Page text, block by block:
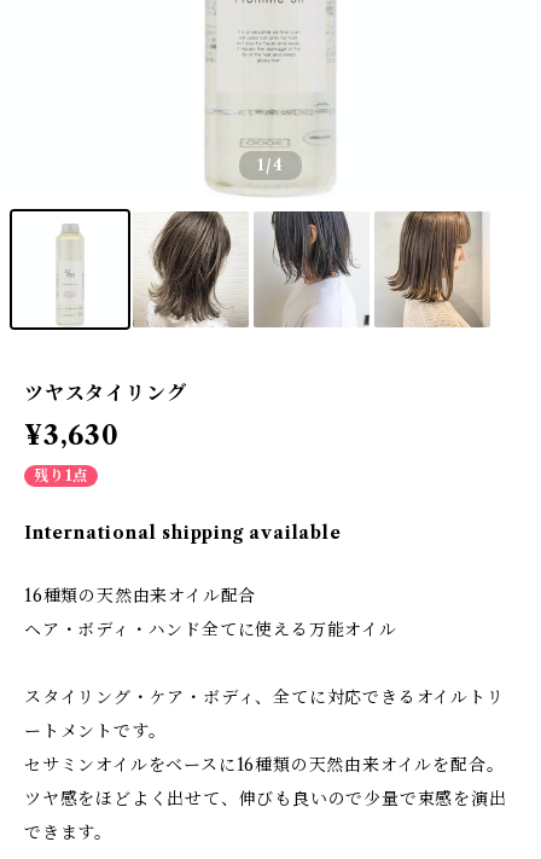
1/4
ツヤスタイリング
¥3,630
残り1点
International shipping available
16種類の天然由来オイル配合
ヘア・ボディ・ハンド全てに使える万能オイル
スタイリング・ケア・ボディ、全てに対応できるオイルトリ
ートメントです。
セサミンオイルをベースに16種類の天然由来オイルを配合。
ツヤ感をほどよく出せて、伸びも良いので少量で束感を演出
できます。